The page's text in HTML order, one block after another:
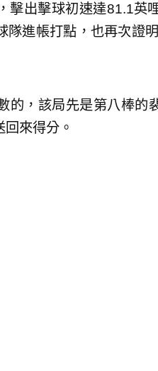
擊出擊球初速達81.1英
隊進帳打點，也再次證
的，該局先是第八棒的
來得分。